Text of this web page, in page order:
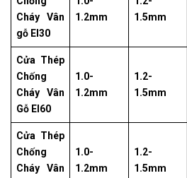
Cháy Vân
gỗ EI30
1.2mm
1.5mm
Cửa Thép
Chống
Cháy Vân
Gỗ EI60
1.0-
1.2mm
1.2-
1.5mm
Cửa Thép
Chống
Cháy Vân
1.0-
1.2mm
1.2-
1.5mm